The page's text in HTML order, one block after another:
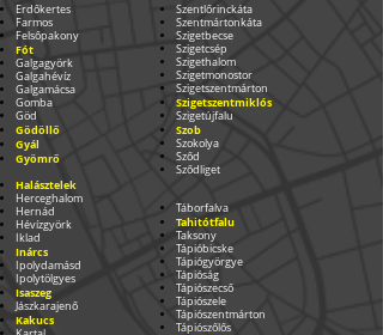
Erdőkertes
Farmos
Felsőpakony
Fót
Galgagyörk
Galgahévíz
Galgamácsa
Gomba
Göd
Gödöllő
Gyál
Gyömrő
Szentlőrinckáta
Szentmártonkáta
Szigetbecse
Szigetcsép
Szigethalom
Szigetmonostor
Szigetszentmárton
Szigetszentmiklós
Szigetújfalu
Szob
Szokolya
Sződ
Sződliget
Halásztelek
Herceghalom
Hernád
Hévízgyörk
Iklad
Inárcs
Ipolydamásd
Ipolytölgyes
Isaszeg
Jászkarajenő
Kakucs
Táborfalva
Tahitótfalu
Taksony
Tápióbicske
Tápiógyörgye
Tápióság
Tápiószecső
Tápiószele
Tápiószentmárton
Tápiószőlős